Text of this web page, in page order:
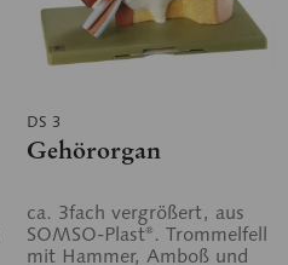
DS 3
Gehörorgan
ca. 3fach vergrößert, aus
SOMSO-Plast®. Trommelfell
mit Hammer, Amboß und